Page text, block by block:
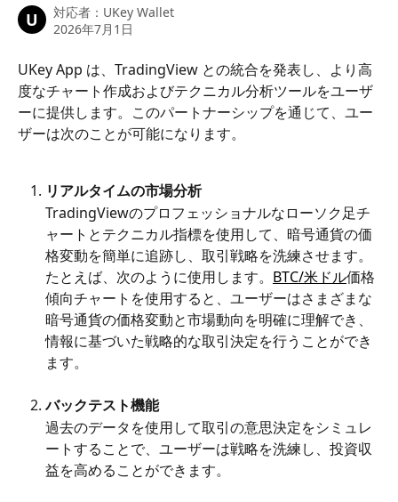
U 対応者： UKey Wallet
2026年7月1日
UKey App は、TradingView との統合を発表し、より高
度なチャート作成およびテクニカル分析ツールをユーザ
ーに提供します。このパートナーシップを通じて、ユー
ザーは次のことが可能になります。
リアルタイムの市場分析
TradingViewのプロフェッショナルなローソク足チ
ャートとテクニカル指標を使用して、暗号通貨の価
格変動を簡単に追跡し、取引戦略を洗練させます。
たとえば、次のように使用します。 BTC/米ドル価格
傾向チャートを使用すると、ユーザーはさまざまな
暗号通貨の価格変動と市場動向を明確に理解でき、
情報に基づいた戦略的な取引決定を行うことができ
ます。
バックテスト機能
過去のデータを使用して取引の意思決定をシミュレ
ートすることで、ユーザーは戦略を洗練し、投資収
益を高めることができます。